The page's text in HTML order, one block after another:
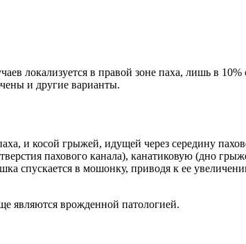
локализуется в правой зоне паха, лишь в 10%
и другие варианты.
и косой грыжей, идущей через середину
пахового канала), канатиковую (дно
спускается в мошонку, приводя к ее
являются врожденной патологией.